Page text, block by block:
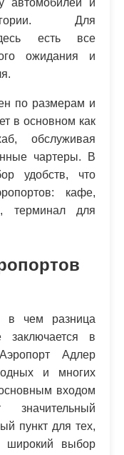
Для
есть все
ожидания и
по размерам и
в основном как
обслуживая
чартеры. В
удобств, что
кафе,
терминал для
в чем разница
заключается в
Адлер
и многих
входом
пункт для тех,
широкий выбор